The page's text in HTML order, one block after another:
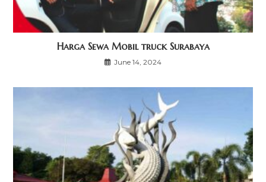
Harga Sewa Mobil truck Surabaya
June 14, 2024